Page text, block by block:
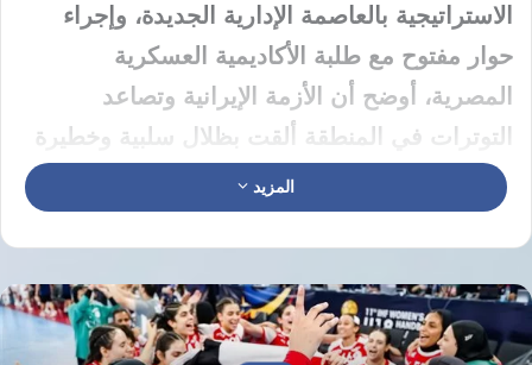
الاستراتيجية بالعاصمة الإدارية الجديدة، وإجراء
حوار مفتوح مع طلبة الأكاديمية العسكرية
المصرية، أوضح أن الأزمة الإيرانية وتصاعد
التوترات في المنطقة ألقت بظلال سلبية وخطيرة
على الاقتصاد العالمي واستقرار المنطقة.
كان في استقبال الرئيس السيسي الفريق أشرف
سالم زاهر، القائد العام للقوات المسلحة وزير
الدفاع والإنتاج الحربي، والفريق أحمد خليفة رئيس
المزيد